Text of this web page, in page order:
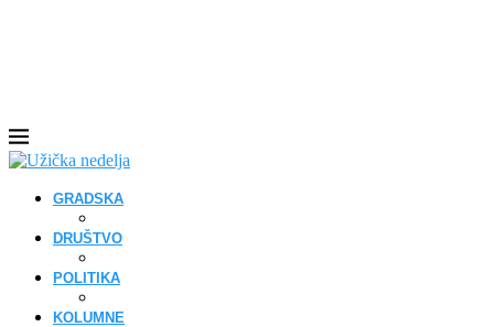
GRADSKA
DRUŠTVO
POLITIKA
KOLUMNE